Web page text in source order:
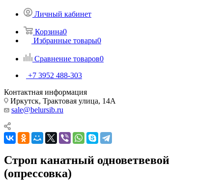
Личный кабинет
Корзина0
Избранные товары0
Сравнение товаров0
+7 3952 488-303
Контактная информация
Иркутск, Трактовая улица, 14А
sale@belursib.ru
Строп канатный одноветвевой
(опрессовка)